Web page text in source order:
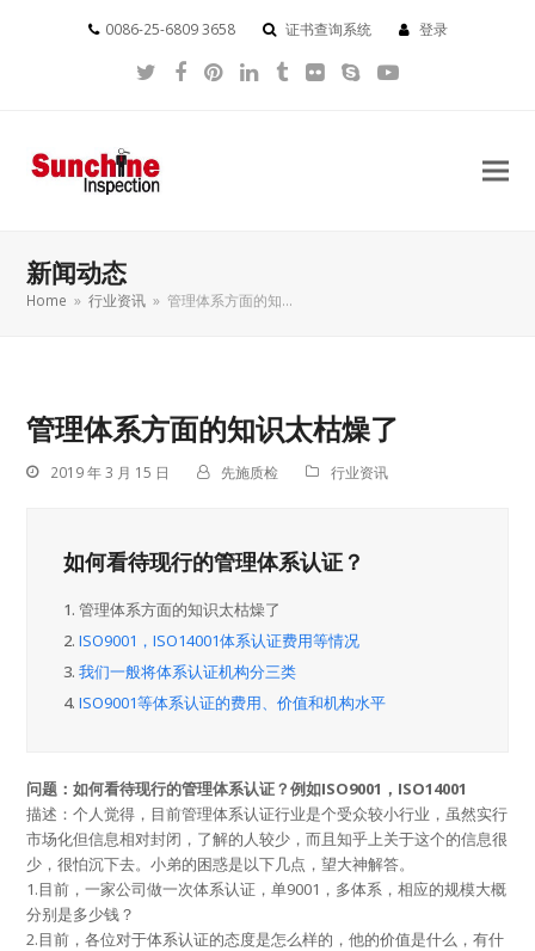
0086-25-6809 3658 证书查询系统 登录
Twitter
Facebook
Pinterest
LinkedIn
Tumblr
FlickrSkypeYouTube
新闻动态
Home » 行业资讯 » 管理体系方面的知…
管理体系方面的知识太枯燥了
2019 年 3 月 15 日 先施质检 行业资讯
如何看待现行的管理体系认证？
1. 管理体系方面的知识太枯燥了
2. ISO9001，ISO14001体系认证费用等情况
3. 我们一般将体系认证机构分三类
4. ISO9001等体系认证的费用、价值和机构水平
问题：如何看待现行的管理体系认证？例如ISO9001，ISO14001
描述：个人觉得，目前管理体系认证行业是个受众较小行业，虽然实行
市场化但信息相对封闭，了解的人较少，而且知乎上关于这个的信息很
少，很怕沉下去。小弟的困惑是以下几点，望大神解答。
1.目前，一家公司做一次体系认证，单9001，多体系，相应的规模大概
分别是多少钱？
2.目前，各位对于体系认证的态度是怎么样的，他的价值是什么，有什